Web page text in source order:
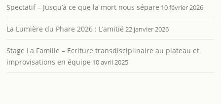
Spectatif – Jusqu’à ce que la mort nous sépare 10 février 2026
La Lumière du Phare 2026 : L’amitié 22 janvier 2026
Stage La Famille – Ecriture transdisciplinaire au plateau et
improvisations en équipe 10 avril 2025